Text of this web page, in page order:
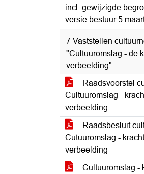
incl. gewijzigde
versie bestuur 5
7 Vaststellen
"Cultuuromslag - de
verbeelding"
Raadsvoorstel
Cultuuromslag -
verbeelding
Raadsbesluit
Cutuuromslag -
verbeelding
Cultuuromslag -